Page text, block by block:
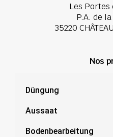
Les Portes
P.A. de
35220
Nos
Düngung
Aussaat
Bodenbearbeitung